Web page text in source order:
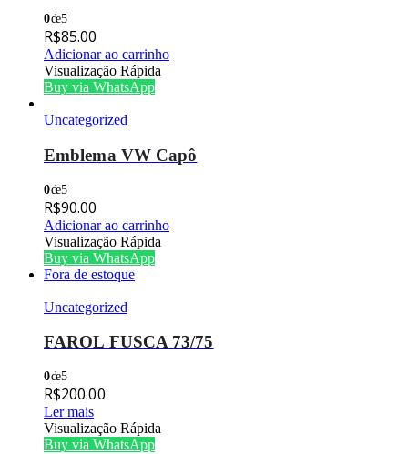
0de 5
R$85.00
Adicionar ao carrinho
Visualização Rápida
Buy via WhatsApp
Uncategorized
Emblema VW Capô
0de 5
R$90.00
Adicionar ao carrinho
Visualização Rápida
Buy via WhatsApp
Fora de estoque
Uncategorized
FAROL FUSCA 73/75
0de 5
R$200.00
Ler mais
Visualização Rápida
Buy via WhatsApp